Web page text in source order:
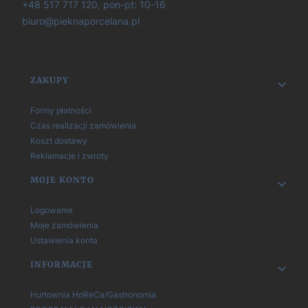
+48 517 717 120, pon-pt: 10-16
biuro@pieknaporcelana.pl
Linki w stopce
ZAKUPY
Formy płatności
Czas realizacji zamówienia
Koszt dostawy
Reklamacje i zwroty
MOJE KONTO
Logowanie
Moje zamówienia
Ustawienia konta
INFORMACJE
Hurtownia HoReCa/Gastronomia